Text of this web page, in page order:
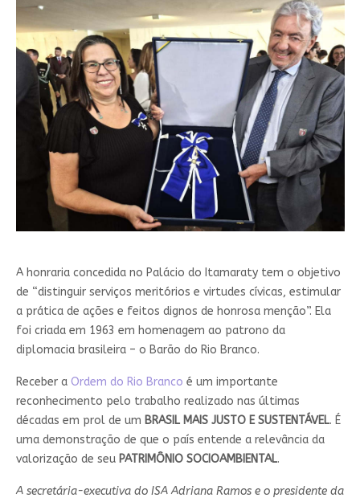
A honraria concedida no Palácio do Itamaraty tem o objetivo
de “distinguir serviços meritórios e virtudes cívicas, estimular
a prática de ações e feitos dignos de honrosa menção”. Ela
foi criada em 1963 em homenagem ao patrono da
diplomacia brasileira – o Barão do Rio Branco.
Receber a Ordem do Rio Branco é um importante
reconhecimento pelo trabalho realizado nas últimas
décadas em prol de um BRASIL MAIS JUSTO E SUSTENTÁVEL. É
uma demonstração de que o país entende a relevância da
valorização de seu PATRIMÔNIO SOCIOAMBIENTAL.
A secretária-executiva do ISA Adriana Ramos e o presidente da